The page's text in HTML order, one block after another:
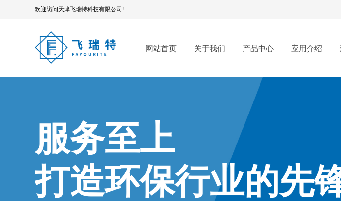
网站首页 关于我们 产品中心 应用介绍
欢迎访问天津飞瑞特科技有限公司!
服务至上
打造环保行业的先